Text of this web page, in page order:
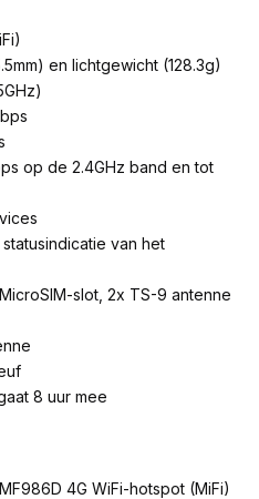
en lichtgewicht (128.3g)
op de 2.4GHz band en tot
van het
slot, 2x TS-9 antenne
8 uur mee
4G WiFi-hotspot (MiFi)